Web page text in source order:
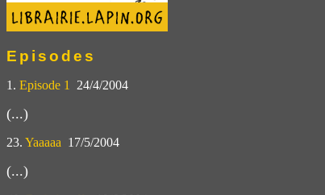
Episodes
1. Episode 1 24/4/2004
(...)
23. Yaaaaa 17/5/2004
(...)